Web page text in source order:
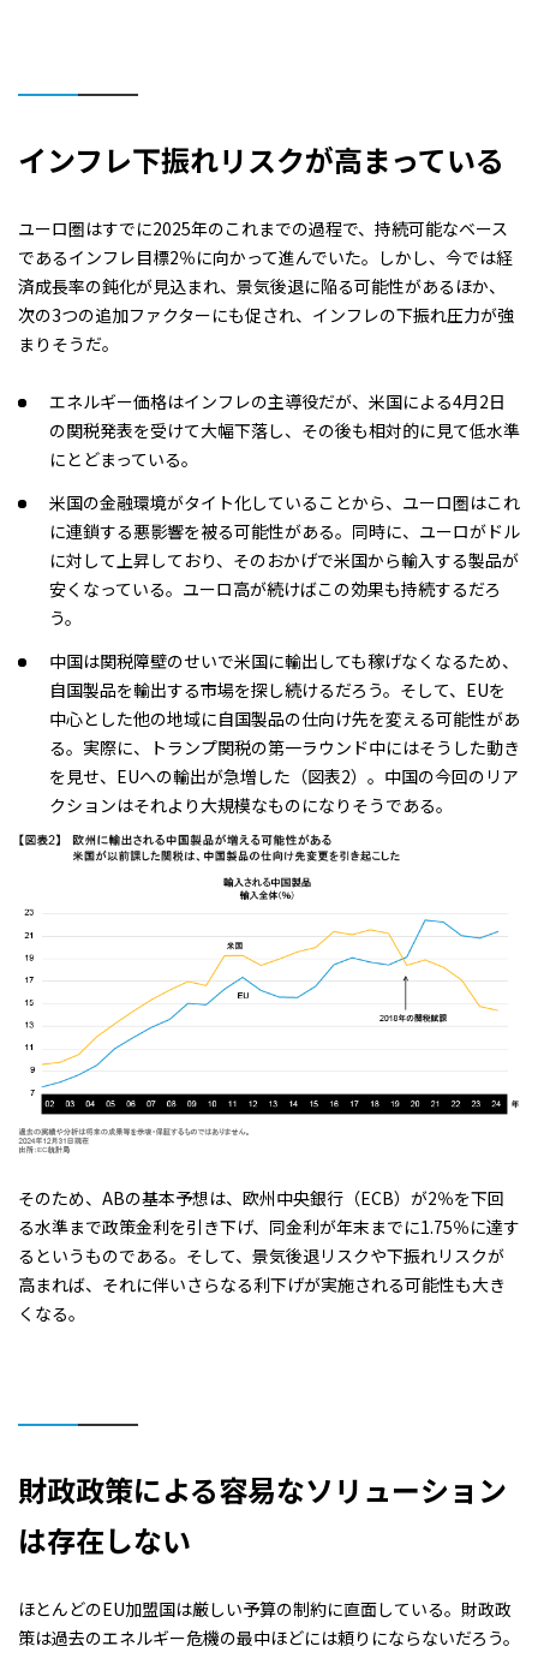
インフレ下振れリスクが高まっている
ユーロ圏はすでに2025年のこれまでの過程で、持続可能なベース
であるインフレ目標2％に向かって進んでいた。しかし、今では経
済成長率の鈍化が見込まれ、景気後退に陥る可能性があるほか、
次の3つの追加ファクターにも促され、インフレの下振れ圧力が強
まりそうだ。
エネルギー価格はインフレの主導役だが、米国による4月2日
の関税発表を受けて大幅下落し、その後も相対的に見て低水準
にとどまっている。
米国の金融環境がタイト化していることから、ユーロ圏はこれ
に連鎖する悪影響を被る可能性がある。同時に、ユーロがドル
に対して上昇しており、そのおかげで米国から輸入する製品が
安くなっている。ユーロ高が続けばこの効果も持続するだろ
う。
中国は関税障壁のせいで米国に輸出しても稼げなくなるため、
自国製品を輸出する市場を探し続けるだろう。そして、EUを
中心とした他の地域に自国製品の仕向け先を変える可能性があ
る。実際に、トランプ関税の第一ラウンド中にはそうした動き
を見せ、EUへの輸出が急増した（図表2）。中国の今回のリア
クションはそれより大規模なものになりそうである。
そのため、ABの基本予想は、欧州中央銀行（ECB）が2％を下回
る水準まで政策金利を引き下げ、同金利が年末までに1.75％に達す
るというものである。そして、景気後退リスクや下振れリスクが
高まれば、それに伴いさらなる利下げが実施される可能性も大き
くなる。
財政政策による容易なソリューション
は存在しない
ほとんどのEU加盟国は厳しい予算の制約に直面している。財政政
策は過去のエネルギー危機の最中ほどには頼りにならないだろう。